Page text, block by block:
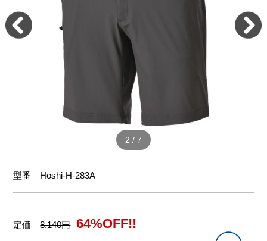
2 / 7
型番 Hoshi-H-283A
定価8,140円 64%OFF!!